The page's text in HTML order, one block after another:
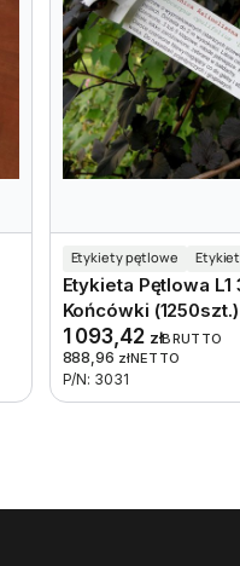
Etykiety pętlowe
Etykieta Pętlowa
Końcówki (1250szt.)
1 093,42 złBRUTTO
888,96 złNETTO
P/N: 3031